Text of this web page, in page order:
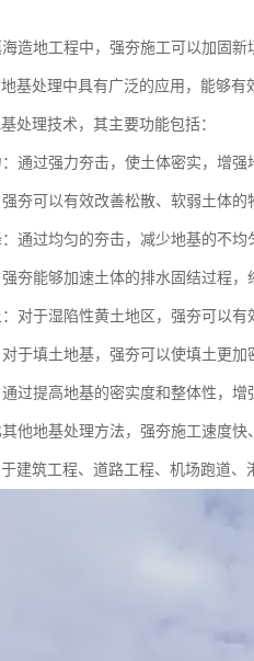
造地工程中，强夯施工可以加固
基处理中具有广泛的应用，能够
处理技术，其主要功能包括：
通过强力夯击，使土体密实，增强
夯可以有效改善松散、软弱土体
通过均匀的夯击，减少地基的不均
夯能够加速土体的排水固结过程，
对于湿陷性黄土地区，强夯可以有
于填土地基，强夯可以使填土更加
过提高地基的密实度和整体性，增
他地基处理方法，强夯施工速度快
建筑工程、道路工程、机场跑道、